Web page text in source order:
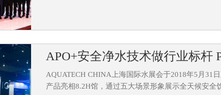
APO+安全净水技术做行业标杆
AQUATECH CHINA上海国际水展会于2018年5月
产品亮相8.2H馆，通过五大场景形象展示全天候安全